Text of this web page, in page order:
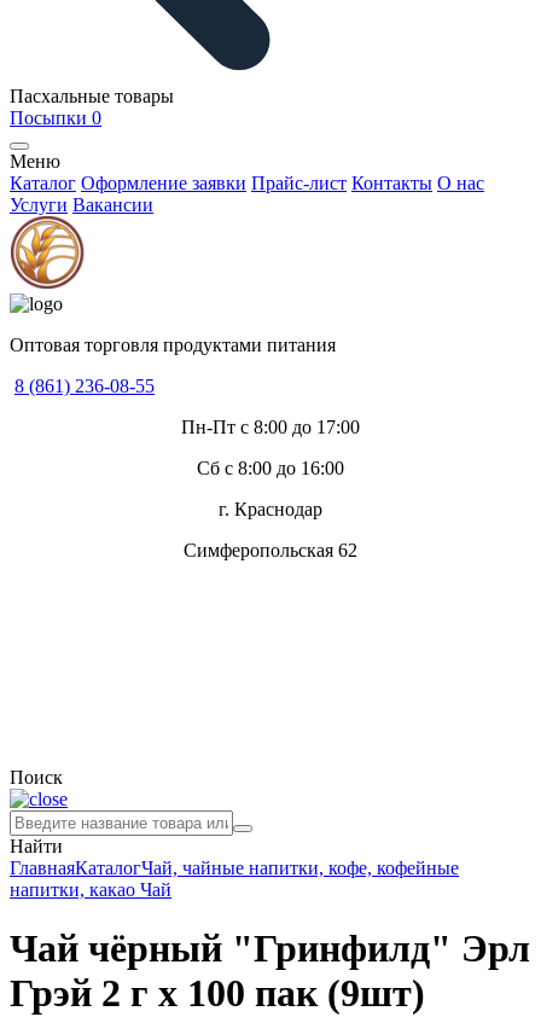
Пасхальные товары
Посыпки 0
Меню
Каталог Оформление заявки Прайс-лист Контакты О нас
Услуги Вакансии
Оптовая торговля продуктами питания
8 (861) 236-08-55
Пн-Пт с 8:00 до 17:00
Сб с 8:00 до 16:00
г. Краснодар
Симферопольская 62
Поиск
Найти
ГлавнаяКаталогЧай, чайные напитки, кофе, кофейные
напитки, какао Чай
Чай чёрный "Гринфилд" Эрл
Грэй 2 г х 100 пак (9шт)